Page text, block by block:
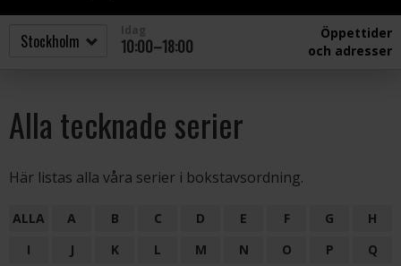
10:00–18:00
Öppettider
och adresser
Alla tecknade serier
Här listas alla våra serier i bokstavsordning.
ALLA A B C D E F G
H
I
J K L M N O P
Q